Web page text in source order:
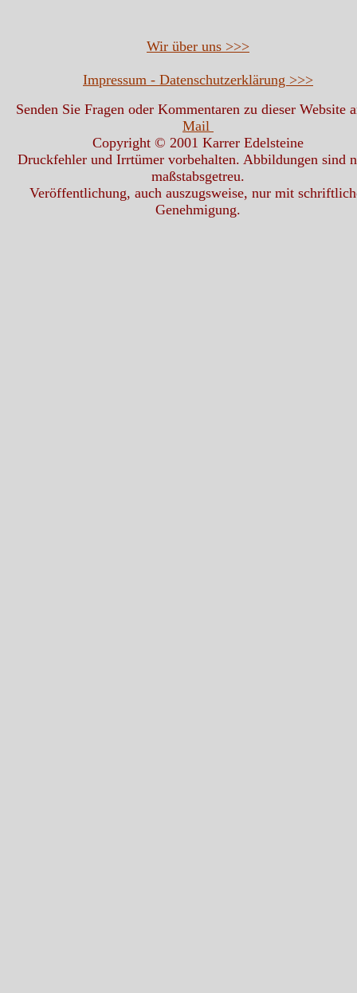
Wir über uns >>>
Impressum - Datenschutzerklärung >>>
Senden Sie Fragen oder Kommentaren zu dieser Website
Mail
Copyright © 2001 Karrer Edelsteine
Druckfehler und Irrtümer vorbehalten. Abbildungen sind
maßstabsgetreu.
Veröffentlichung, auch auszugsweise, nur mit
Genehmigung.